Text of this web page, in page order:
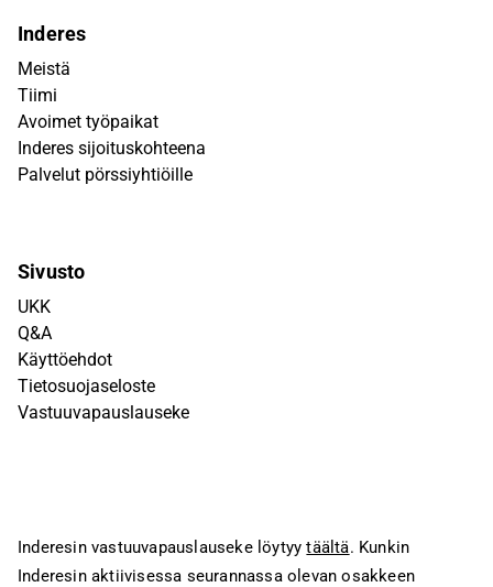
Inderes
Meistä
Tiimi
Avoimet työpaikat
Inderes sijoituskohteena
Palvelut pörssiyhtiöille
Sivusto
UKK
Q&A
Käyttöehdot
Tietosuojaseloste
Vastuuvapauslauseke
Inderesin vastuuvapauslauseke löytyytäältä. Kunkin
Inderesin aktiivisessa seurannassa olevan osakkeen